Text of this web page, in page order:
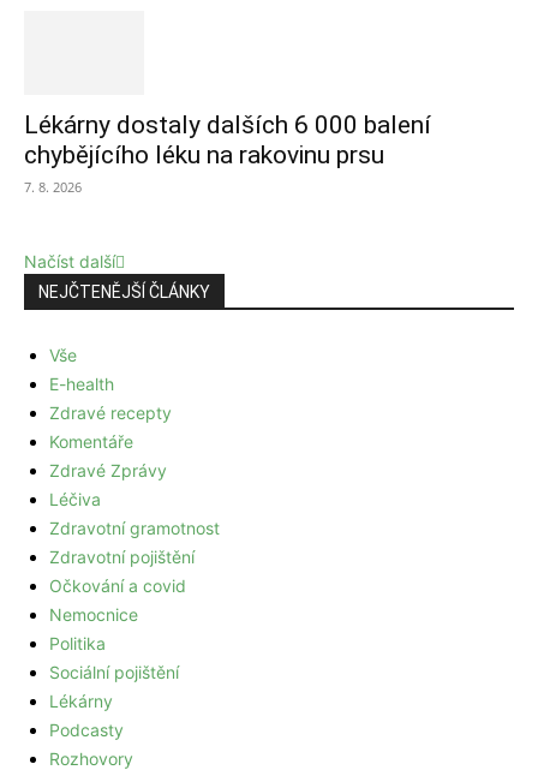
Lékárny dostaly dalších 6 000 balení
chybějícího léku na rakovinu prsu
7. 8. 2026
Načíst další
NEJČTENĚJŠÍ ČLÁNKY
Vše
E-health
Zdravé recepty
Komentáře
Zdravé Zprávy
Léčiva
Zdravotní gramotnost
Zdravotní pojištění
Očkování a covid
Nemocnice
Politika
Sociální pojištění
Lékárny
Podcasty
Rozhovory